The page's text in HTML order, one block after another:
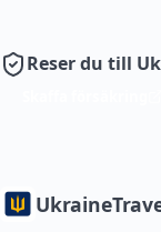
Reser du till
Ukraine